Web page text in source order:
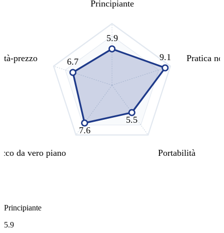
5.9
9.1
5.5
7.6
6.7
Principiante
Pratica
Portabilità
da vero piano
prezzo
Principiante
5.9